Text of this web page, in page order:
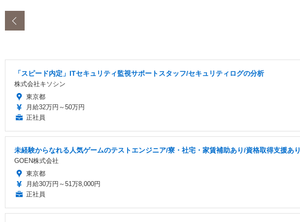
「スピード内定」ITセキュリティ監視サポートスタッフ/セキュリティログの分析
株式会社キソシン
東京都
月給32万円～50万円
正社員
未経験からなれる人気ゲームのテストエンジニア/寮・社宅・家賃補助あり/資格取得支援あり
GOEN株式会社
東京都
月給30万円～51万8,000円
正社員